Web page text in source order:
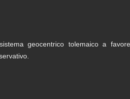
geocentrico tolemaico a